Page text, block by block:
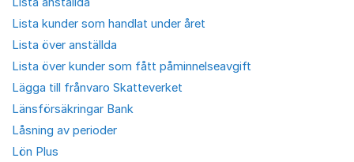
Lista kunder som handlat under året
Lista över anställda
Lista över kunder som fått påminnelseavgift
Lägga till frånvaro Skatteverket
Länsförsäkringar Bank
Låsning av perioder
Lön Plus